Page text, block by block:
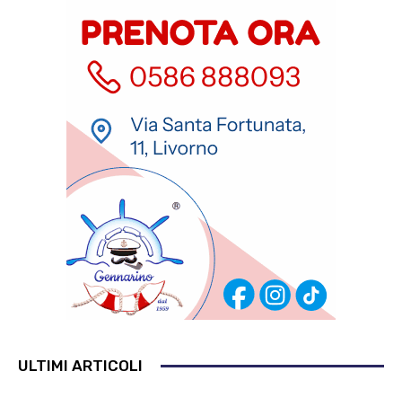
ULTIMI ARTICOLI